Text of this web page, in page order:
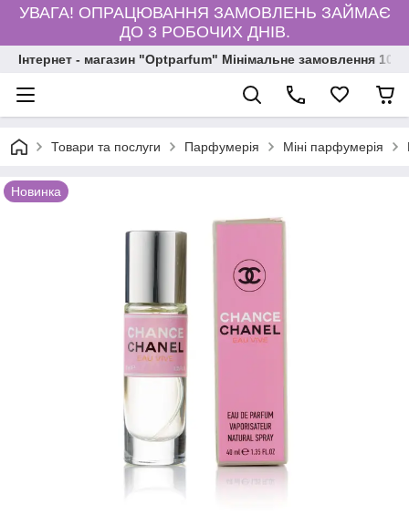
УВАГА! ОПРАЦЮВАННЯ ЗАМОВЛЕНЬ ЗАЙМАЄ
ДО 3 РОБОЧИХ ДНІВ.
Інтернет - магазин "Optparfum" Мінімальне замовлення
Товари та послуги Парфумерія Міні парфумерія
Новинка